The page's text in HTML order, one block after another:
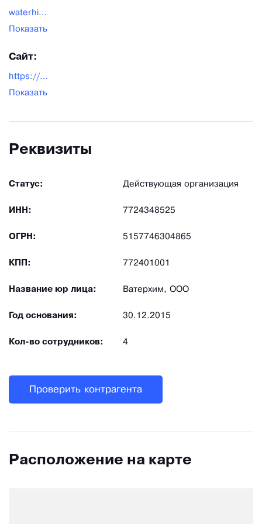
waterhim@yandex.ru
Показать
Сайт:
https://waterhim.ru/
Показать
Реквизиты
Статус: Действующая организация
ИНН: 7724348525
ОГРН: 5157746304865
КПП: 772401001
Название юр лица: Ватерхим, ООО
Год основания: 30.12.2015
Кол-во сотрудников: 4
Проверить контрагента
Расположение на карте